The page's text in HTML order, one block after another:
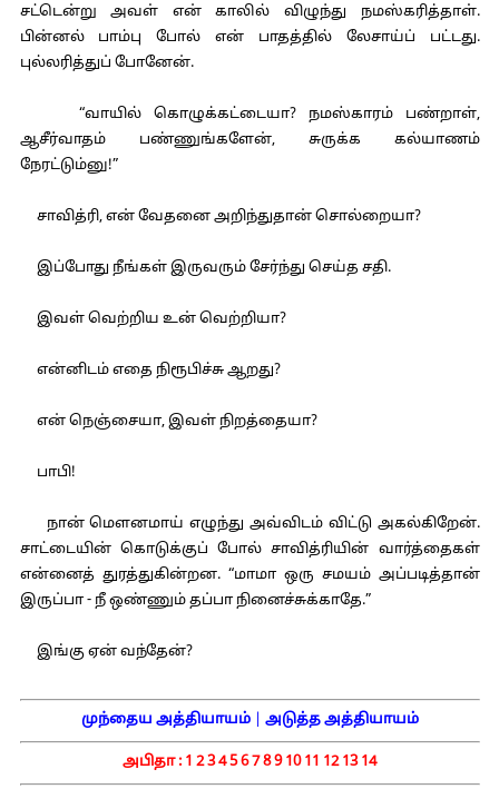
சட்டென்று அவள் என் காலில் விழுந்து நமஸ்கரித்தாள்.
பின்னல் பாம்பு போல் என் பாதத்தில் லேசாய்ப் பட்டது.
புல்லரித்துப் போனேன்.
“வாயில் கொழுக்கட்டையா? நமஸ்காரம் பண்றாள்,
ஆசீர்வாதம் பண்ணுங்களேன், சுருக்க கல்யாணம்
நேரட்டும்னு!”
சாவித்ரி, என் வேதனை அறிந்துதான் சொல்றையா?
இப்போது நீங்கள் இருவரும் சேர்ந்து செய்த சதி.
இவள் வெற்றிய உன் வெற்றியா?
என்னிடம் எதை நிரூபிச்சு ஆறது?
என் நெஞ்சையா, இவள் நிறத்தையா?
பாபி!
நான் மௌனமாய் எழுந்து அவ்விடம் விட்டு அகல்கிறேன்.
சாட்டையின் கொடுக்குப் போல் சாவித்ரியின் வார்த்தைகள்
என்னைத் துரத்துகின்றன. “மாமா ஒரு சமயம் அப்படித்தான்
இருப்பா - நீ ஒண்ணும் தப்பா நினைச்சுக்காதே.”
இங்கு ஏன் வந்தேன்?
முந்தைய அத்தியாயம்| அடுத்த அத்தியாயம்
அபிதா : 1 234567891011 121314